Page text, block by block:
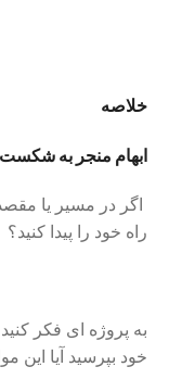
خلاصه
ابهام منجر به
اگر در مسیر یا
راه خود را پیدا کنید؟
به پروژه ای فکر
خود بپرسید آیا این